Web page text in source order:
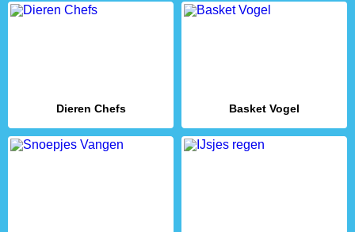
Dieren Chefs Basket Vogel